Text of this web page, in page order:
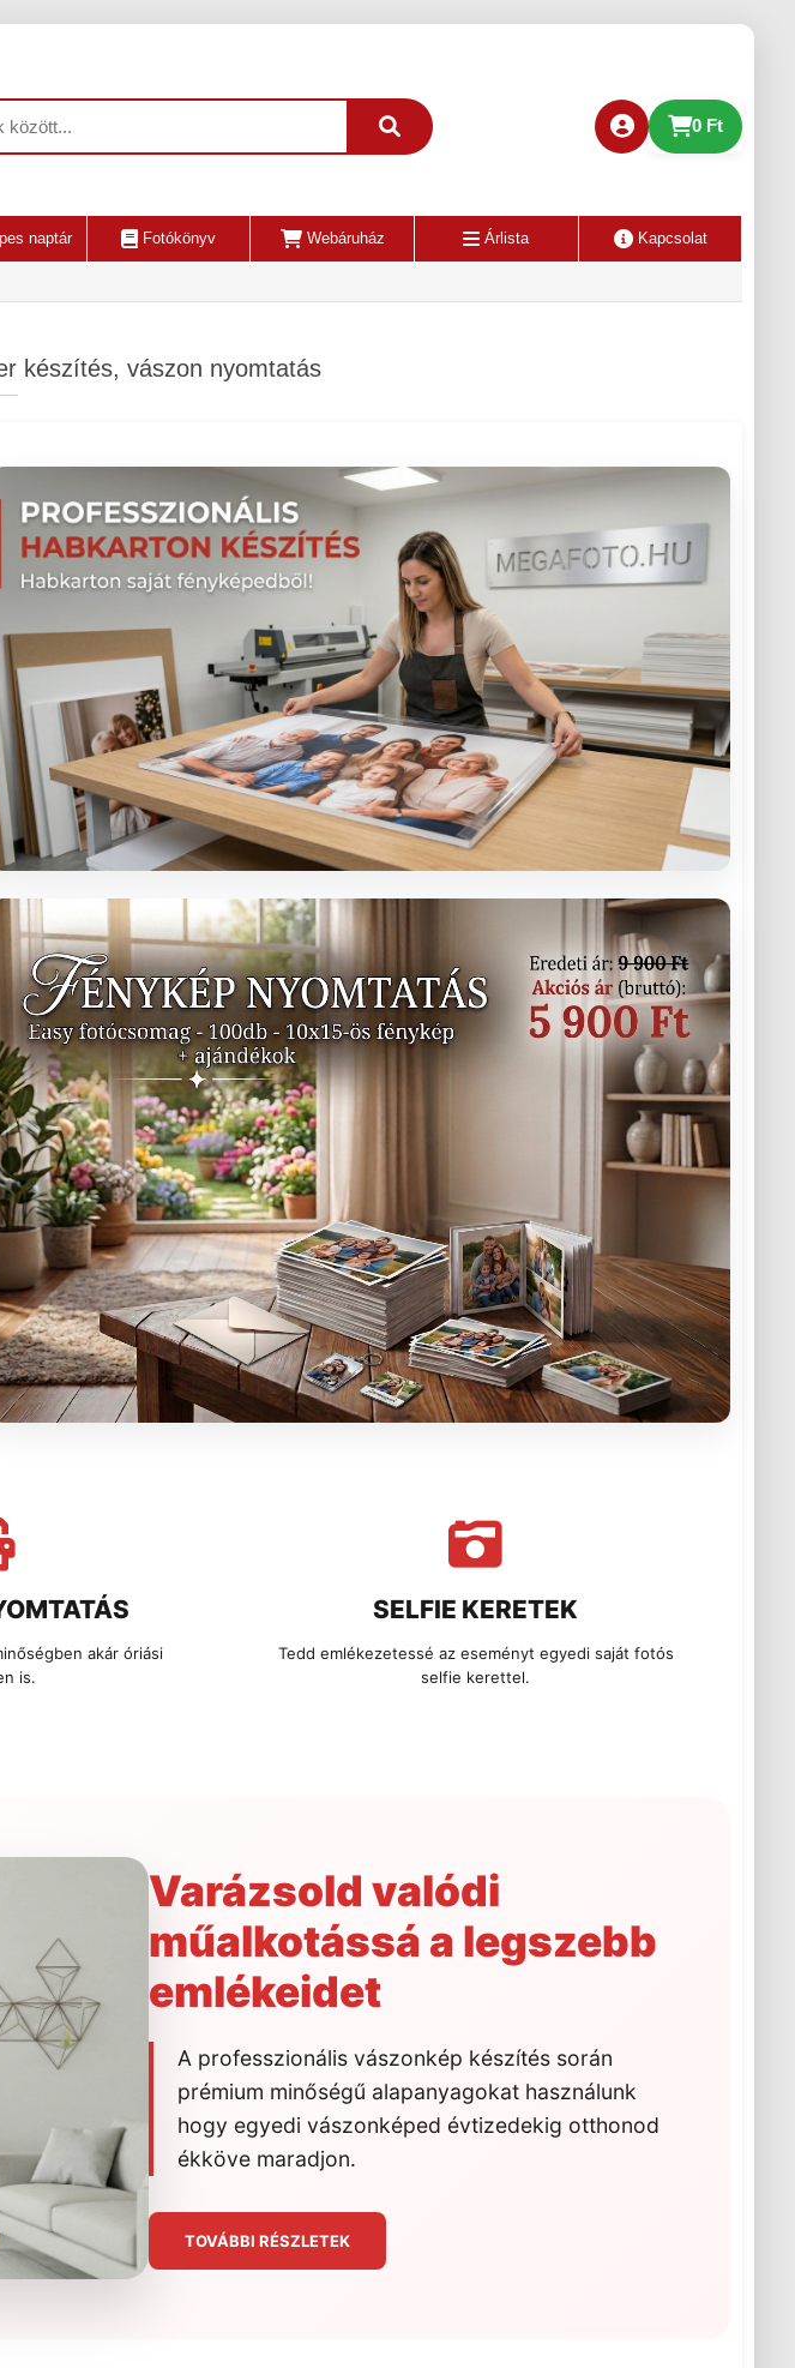
0 Ft
naptár Fotókönyv Webáruház Árlista Kapcsolat
készítés, vászon nyomtatás
akár óriási
is.
SELFIE KERETEK
Tedd emlékezetessé az eseményt egyedi saját fotós
selfie kerettel.
Varázsold valódi
műalkotássá a legszebb
emlékeidet
A professzionális vászonkép készítés során
prémium minőségű alapanyagokat használunk
hogy egyedi vászonképed évtizedekig otthonod
ékköve maradjon.
TOVÁBBI RÉSZLETEK